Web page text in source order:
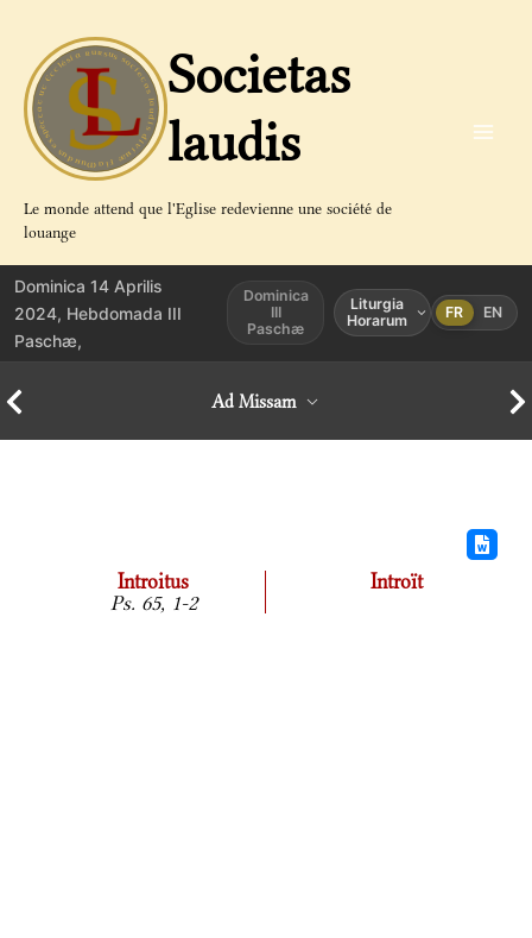
contenu
Societas
laudis
Le monde attend que l'Eglise redevienne une société de
louange
Dominica 14 Aprilis
2024, Hebdomada III
Paschæ,
Dominica
III
Paschæ
Liturgia
Horarum
FR EN
Ad Missam
Introitus
Introït
Ps. 65, 1-2